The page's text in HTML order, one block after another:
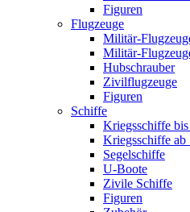
Figuren
Flugzeuge
Militär-
Militär-
Hubschrauber
Zivilflugzeuge
Figuren
Schiffe
Kriegsschiffe
Kriegsschiffe ab
Segelschiffe
U-Boote
Zivile Schiffe
Figuren